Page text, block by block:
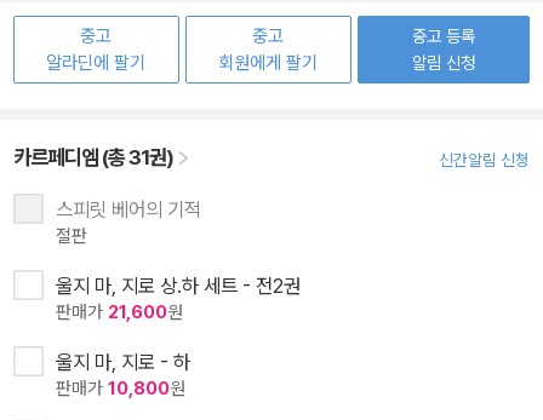
중고
알라딘에 팔기
중고
회원에게 팔기
중고 등록
알림 신청
카르페디엠 (총 31권) 신간알림 신청
스피릿 베어의 기적
절판
울지 마, 지로 상.하 세트 - 전2권
판매가 21,600원
울지 마, 지로 - 하
판매가 10,800원